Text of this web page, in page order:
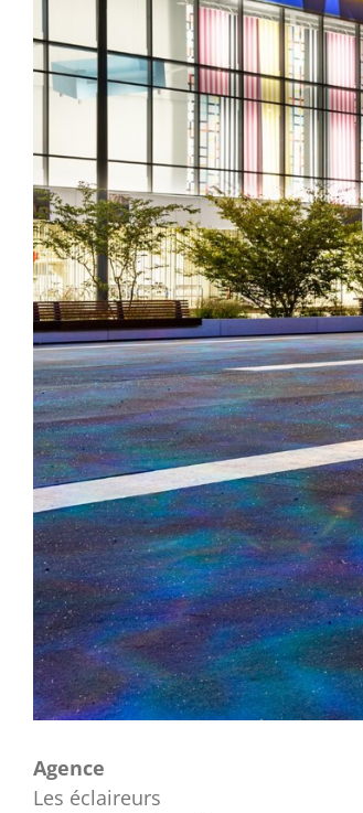
Agence
Les éclaireurs